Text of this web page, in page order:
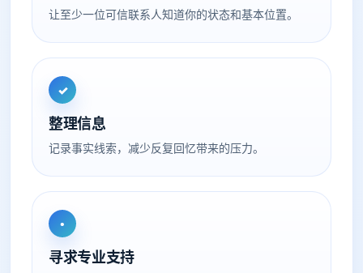
让至少一位可信联系人知道你的状态和基本位置。
✓
整理信息
记录事实线索，减少反复回忆带来的压力。
•
寻求专业支持